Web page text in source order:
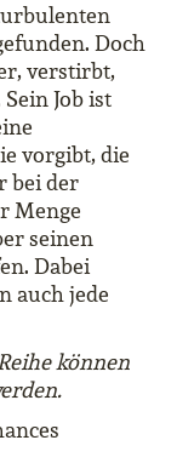
Doch
verstirbt,
Job ist
vorgibt, die
bei der
Menge
seinen
Dabei
auch jede
können